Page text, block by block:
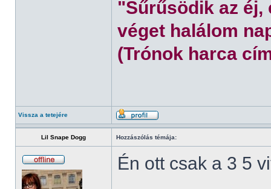
"Sűrűsödik az éj,
véget halálom
(Trónok harca
Vissza a tetejére
Lil Snape Dogg Hozzászólás témája:
Én ott csak a 3 5